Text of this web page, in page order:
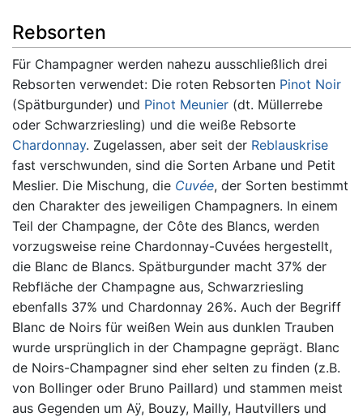
Rebsorten
Für Champagner werden nahezu ausschließlich drei
Rebsorten verwendet: Die roten Rebsorten Pinot Noir
(Spätburgunder) und Pinot Meunier (dt. Müllerrebe
oder Schwarzriesling) und die weiße Rebsorte
Chardonnay. Zugelassen, aber seit der Reblauskrise
fast verschwunden, sind die Sorten Arbane und Petit
Meslier. Die Mischung, die Cuvée, der Sorten bestimmt
den Charakter des jeweiligen Champagners. In einem
Teil der Champagne, der Côte des Blancs, werden
vorzugsweise reine Chardonnay-Cuvées hergestellt,
die Blanc de Blancs. Spätburgunder macht 37% der
Rebfläche der Champagne aus, Schwarzriesling
ebenfalls 37% und Chardonnay 26%. Auch der Begriff
Blanc de Noirs für weißen Wein aus dunklen Trauben
wurde ursprünglich in der Champagne geprägt. Blanc
de Noirs-Champagner sind eher selten zu finden (z.B.
von Bollinger oder Bruno Paillard) und stammen meist
aus Gegenden um Aÿ, Bouzy, Mailly, Hautvillers und